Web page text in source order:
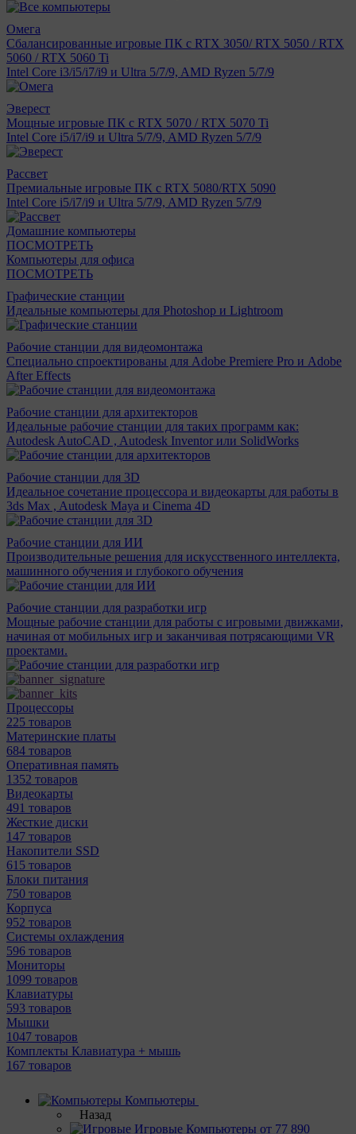
Омега
Сбалансированные игровые ПК с RTX 3050/ RTX 5050 / RTX
5060 / RTX 5060 Ti
Intel Core i3/i5/i7/i9 и Ultra 5/7/9, AMD Ryzen 5/7/9
Эверест
Мощные игровые ПК с RTX 5070 / RTX 5070 Ti
Intel Core i5/i7/i9 и Ultra 5/7/9, AMD Ryzen 5/7/9
Рассвет
Премиальные игровые ПК с RTX 5080/RTX 5090
Intel Core i5/i7/i9 и Ultra 5/7/9, AMD Ryzen 5/7/9
Домашние компьютеры
ПОСМОТРЕТЬ
Компьютеры для офиса
ПОСМОТРЕТЬ
Графические станции
Идеальные компьютеры для Photoshop и Lightroom
Рабочие станции для видеомонтажа
Специально спроектированы для Adobe Premiere Pro и Adobe
After Effects
Рабочие станции для архитекторов
Идеальные рабочие станции для таких программ как:
Autodesk AutoCAD , Autodesk Inventor или SolidWorks
Рабочие станции для 3D
Идеальное сочетание процессора и видеокарты для работы в
3ds Max , Autodesk Maya и Cinema 4D
Рабочие станции для ИИ
Производительные решения для искусственного интеллекта,
машинного обучения и глубокого обучения
Рабочие станции для разработки игр
Мощные рабочие станции для работы с игровыми движками,
начиная от мобильных игр и заканчивая потрясающими VR
проектами.
Процессоры
225 товаров
Материнcкие платы
684 товаров
Оперативная память
1352 товаров
Видеокарты
491 товаров
Жесткие диски
147 товаров
Накопители SSD
615 товаров
Блоки питания
750 товаров
Корпуса
952 товаров
Системы охлаждения
596 товаров
Мониторы
1099 товаров
Клавиатуры
593 товаров
Мышки
1047 товаров
Комплекты Клавиатура + мышь
167 товаров
Компьютеры
Назад
Игровые Компьютеры от 77 890